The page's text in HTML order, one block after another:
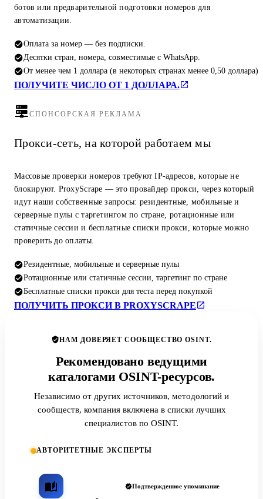
ботов или предварительной подготовки номеров для
автоматизации.
Оплата за номер — без подписки.
Десятки стран, номера, совместимые с WhatsApp.
От менее чем 1 доллара (в некоторых странах менее 0,50 доллара)
ПОЛУЧИТЕ ЧИСЛО ОТ 1 ДОЛЛАРА.
СПОНСОРСКАЯ РЕКЛАМА
Прокси-сеть, на которой работаем мы
Массовые проверки номеров требуют IP-адресов, которые не
блокируют. ProxyScrape — это провайдер прокси, через который
идут наши собственные запросы: резидентные, мобильные и
серверные пулы с таргетингом по стране, ротационные или
статичные сессии и бесплатные списки прокси, которые можно
проверить до оплаты.
Резидентные, мобильные и серверные пулы
Ротационные или статичные сессии, таргетинг по стране
Бесплатные списки прокси для теста перед покупкой
ПОЛУЧИТЬ ПРОКСИ В PROXYSCRAPE
НАМ ДОВЕРЯЕТ СООБЩЕСТВО OSINT.
Рекомендовано ведущими
каталогами OSINT-ресурсов.
Независимо от других источников, методологий и
сообществ, компания включена в списки лучших
специалистов по OSINT.
АВТОРИТЕТНЫЕ ЭКСПЕРТЫ
Подтвержденное упоминание